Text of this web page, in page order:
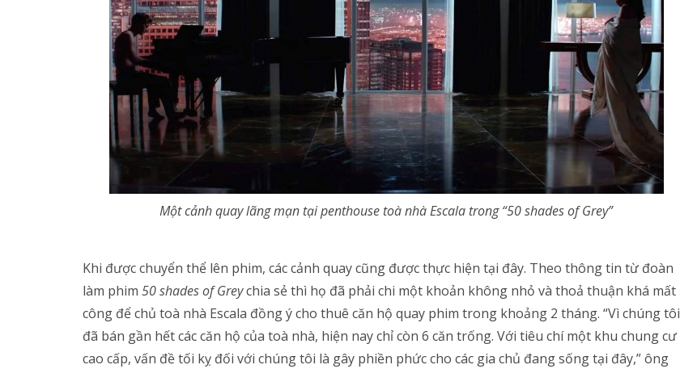
Một cảnh quay lãng mạn tại penthouse toà nhà Escala trong “50 shades of Grey”
Khi được chuyển thể lên phim, các cảnh quay cũng được thực hiện tại đây. Theo thông tin từ đoàn
làm phim 50 shades of Greychia sẻ thì họ đã phải chi một khoản không nhỏ và thoả thuận khá mất
công để chủ toà nhà Escala đồng ý cho thuê căn hộ quay phim trong khoảng 2 tháng. “Vì chúng tôi
đã bán gần hết các căn hộ của toà nhà, hiện nay chỉ còn 6 căn trống. Với tiêu chí một khu chung cư
cao cấp, vấn đề tối kỵ đối với chúng tôi là gây phiền phức cho các gia chủ đang sống tại đây,” ông